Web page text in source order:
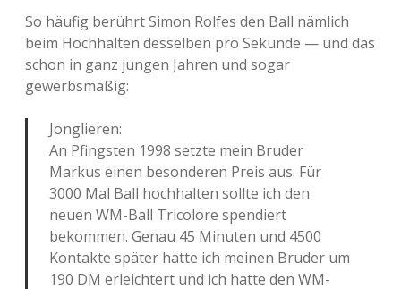
So häufig berührt Simon Rolfes den Ball nämlich
beim Hochhalten desselben pro Sekunde — und das
schon in ganz jungen Jahren und sogar
gewerbsmäßig:
Jonglieren:
An Pfingsten 1998 setzte mein Bruder
Markus einen besonderen Preis aus. Für
3000 Mal Ball hochhalten sollte ich den
neuen WM-Ball Tricolore spendiert
bekommen. Genau 45 Minuten und 4500
Kontakte später hatte ich meinen Bruder um
190 DM erleichtert und ich hatte den WM-